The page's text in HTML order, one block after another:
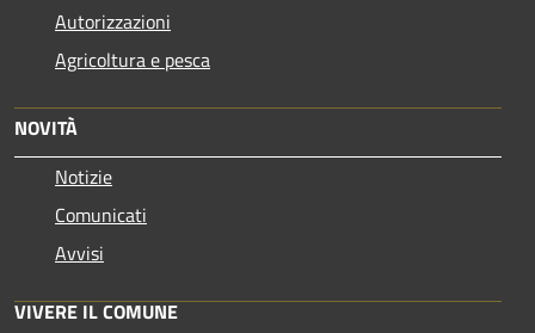
Autorizzazioni
Agricoltura e pesca
NOVITÀ
Notizie
Comunicati
Avvisi
VIVERE IL COMUNE